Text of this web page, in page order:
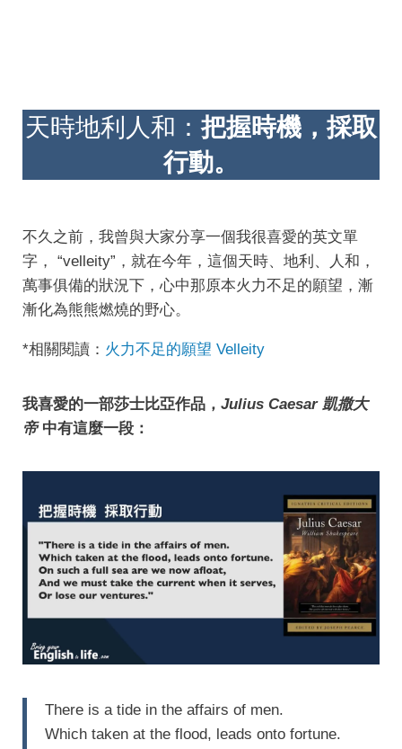
天時地利人和：把握時機，採取
行動。
不久之前，我曾與大家分享一個我很喜愛的英文單
字， “velleity”，就在今年，這個天時、地利、人和，
萬事俱備的狀況下，心中那原本火力不足的願望，漸
漸化為熊熊燃燒的野心。
*相關閱讀： 火力不足的願望 Velleity
我喜愛的一部莎士比亞作品， Julius Caesar 凱撒大
帝 中有這麼一段：
There is a tide in the affairs of men.
Which taken at the flood, leads onto fortune.